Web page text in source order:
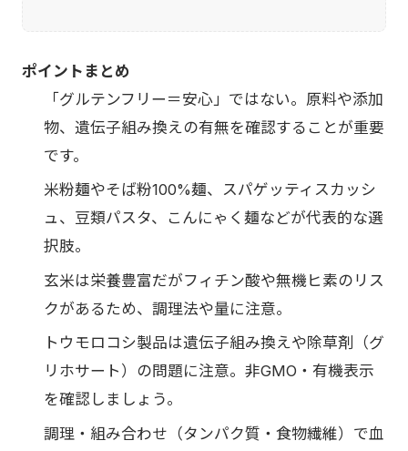
ポイントまとめ
「グルテンフリー＝安心」ではない。原料や添加
物、遺伝子組み換えの有無を確認することが重要
です。
米粉麺やそば粉100%麺、スパゲッティスカッシ
ュ、豆類パスタ、こんにゃく麺などが代表的な選
択肢。
玄米は栄養豊富だがフィチン酸や無機ヒ素のリス
クがあるため、調理法や量に注意。
トウモロコシ製品は遺伝子組み換えや除草剤（グ
リホサート）の問題に注意。非GMO・有機表示
を確認しましょう。
調理・組み合わせ（タンパク質・食物繊維）で血